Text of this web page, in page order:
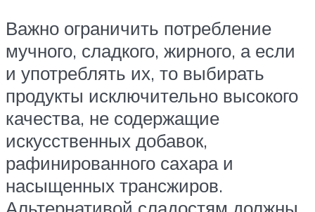
Важно ограничить потребление
мучного, сладкого, жирного, а если
и употреблять их, то выбирать
продукты исключительно высокого
качества, не содержащие
искусственных добавок,
рафинированного сахара и
насыщенных трансжиров.